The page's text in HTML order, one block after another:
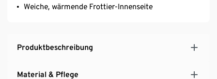
Weiche, wärmende Frottier-Innenseite
Produktbeschreibung
Material & Pflege